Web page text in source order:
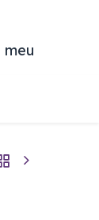
meu